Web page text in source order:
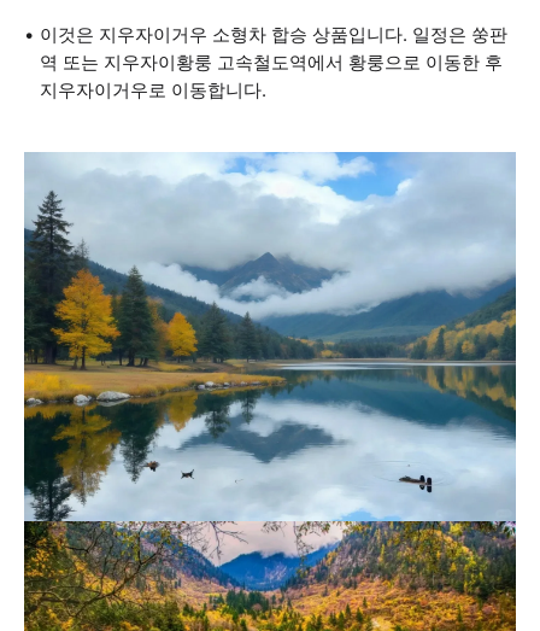
이것은 지우자이거우 소형차 합승 상품입니다. 일정은 쑹판
역 또는 지우자이황룽 고속철도역에서 황룽으로 이동한 후
지우자이거우로 이동합니다.